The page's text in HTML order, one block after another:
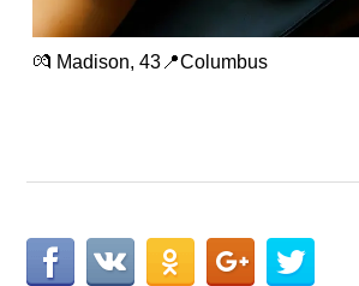
💏 Madison, 43📍Columbus